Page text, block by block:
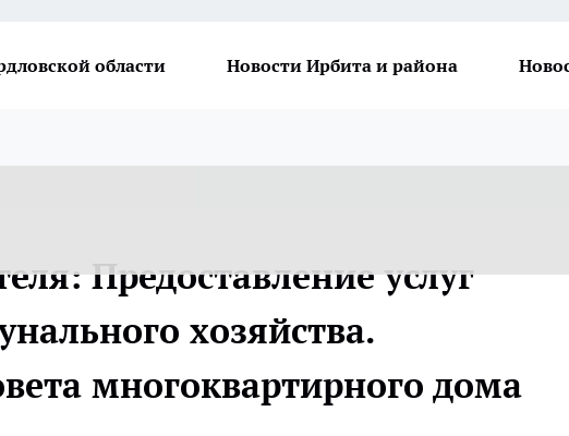
области Новости Ирбита и района
Предоставление услуг
хозяйства.
многоквартирного дома